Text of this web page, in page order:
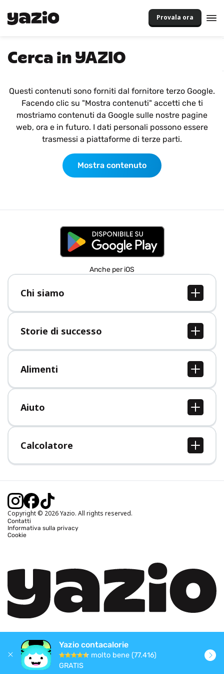
Provala ora
Cerca in YAZIO
Questi contenuti sono forniti dal fornitore terzo Google.
Facendo clic su "Mostra contenuti" accetti che ti
mostriamo contenuti da Google sulle nostre pagine
web, ora e in futuro. I dati personali possono essere
trasmessi a piattaforme di terze parti.
Mostra contenuto
Anche per iOS
Chi siamo
Chi siamo
Lavori
Stampa
Storie di successo
Tutte le storie di successo
Alimenti
Tutti i cibi
Aiuto
Centro assistenza
Calcolatore
Calcolo BMI (IMC)
Calcolo peso ideale
Calcolo calorie bruciate
Copyright © 2026 Yazio. All rights reserved.
Contatti
Informativa sulla privacy
Cookie
Yazio contacalorie
molto bene (77.416)
GRATIS